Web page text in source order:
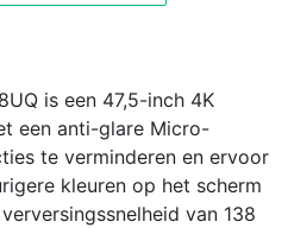
is een 47,5-inch 4K
een anti-glare Micro-
te verminderen en ervoor
kleuren op het scherm
van 138